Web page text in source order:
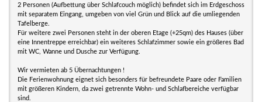
2 Personen (Aufbettung über Schlafcouch möglich) befindet sich im Erdgeschoss
mit separatem Eingang, umgeben von viel Grün und Blick auf die umliegenden
Tafelberge.
Für weitere zwei Personen steht in der oberen Etage (+25qm) des Hauses (über
eine Innentreppe erreichbar) ein weiteres Schlafzimmer sowie ein größeres Bad
mit WC, Wanne und Dusche zur Verfügung.
Wir vermieten ab 5 Übernachtungen !
Die Ferienwohnung eignet sich besonders für befreundete Paare oder Familien
mit größeren Kindern, da zwei getrennte Wohn- und Schlafbereiche verfügbar
sind.